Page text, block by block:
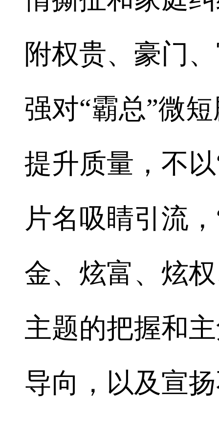
附权贵、豪门
强对“霸总”微
提升质量，不
片名吸睛引流
金、炫富、炫
主题的把握和
导向，以及宣